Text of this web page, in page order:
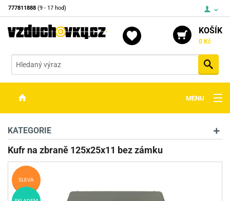
777811888 (9 - 17 hod)
KOŠÍK
0 Kč
MENU
OPTIKA
STŘELIVO
PŘÍSLUŠENSTVÍ
KATEGORIE
Kufr na zbraně 125x25x11 bez zámku
SLEVA